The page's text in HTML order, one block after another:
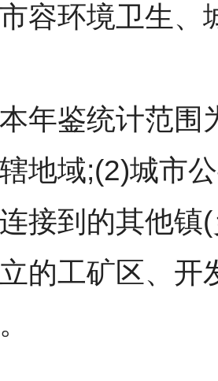
容环境卫生、
年鉴统计范围
地域;(2)城市
接到的其他镇
立的工矿区、